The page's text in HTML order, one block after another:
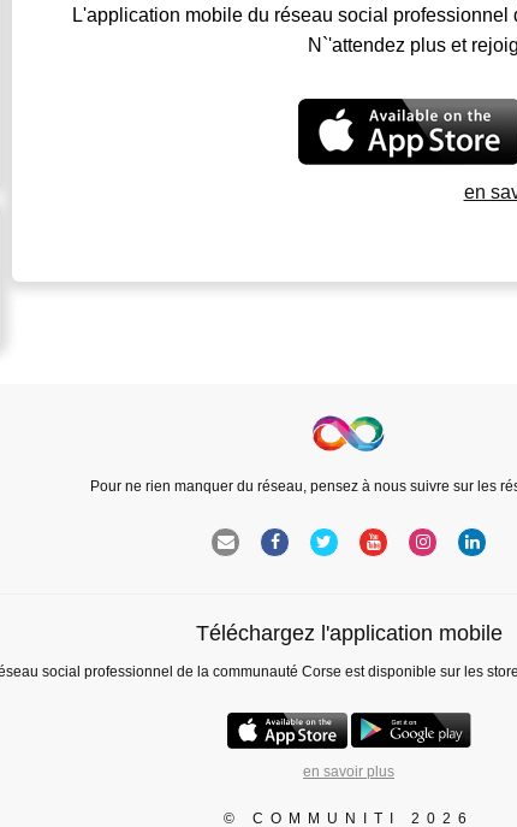
L'application mobile du réseau social
N`'attendez plus et
en
Pour ne rien manquer du réseau, pensez à nous suivre sur les
Téléchargez l'application mobile
social professionnel de la communauté Corse est disponible sur les
en savoir plus
© COMMUNITI 2026